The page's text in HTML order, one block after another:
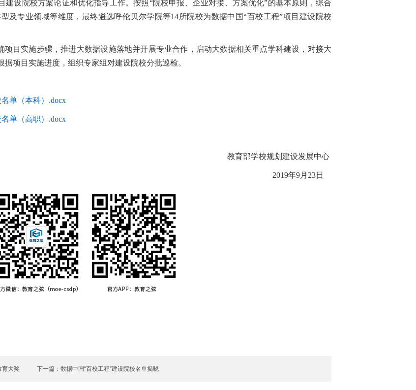
建设院校方案论证和优化指导工作。按照“院校申报、企业对接、方案优化”的基本原则，综合
及专业领域等维度，最终遴选呼伦贝尔学院等14所院校为数据中国“百校工程”项目建设院校
项目实施步骤，推进大数据设施落地并开展专业合作，启动大数据相关重点学科建设，对接大
项目实施进度，组织专家组对建设院校分批巡检。
单（本科）.docx
单（高职）.docx
教育部学校规划建设发展中心
2019年9月23日
育大奖 下一篇：数据中国“百校工程”建设院校名单揭晓